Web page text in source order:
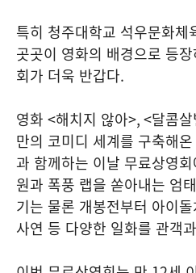
특히 청주대학교 석우문화체
곳곳이 영화의 배경으로 등
회가 더욱 반갑다.
영화 <해치지 않아>, <달콤
만의 코미디 세계를 구축해
과 함께하는 이날 무료상영회
원과 폭풍 랩을 쏟아내는 엄
기는 물론 개봉전부터 아이
사연 등 다양한 일화를 관객